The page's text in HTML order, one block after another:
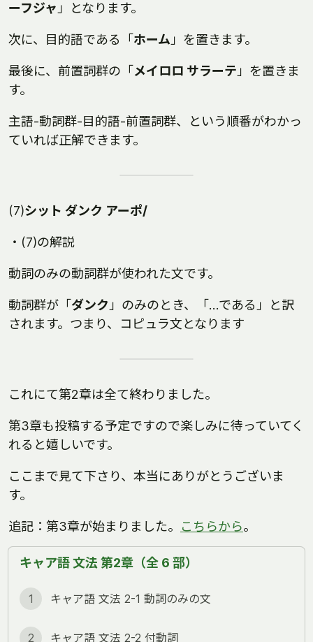
ーフジャ 」となります。
次に、目的語である「 ホーム 」を置きます。
最後に、前置詞群の「 メイロロ サラーテ 」を置きま
す。
主語-動詞群-目的語-前置詞群、という順番がわかっ
ていれば正解できます。
(7)シット ダンク アーポ/
・(7)の解説
動詞のみの動詞群が使われた文です。
動詞群が「 ダンク 」のみのとき、「…である」と訳
されます。つまり、コピュラ文となります
これにて第2章は全て終わりました。
第3章も投稿する予定ですので楽しみに待っていてく
れると嬉しいです。
ここまで見て下さり、本当にありがとうございま
す。
追記：第3章が始まりました。 こちらから。
キャア語 文法 第2章（全 6 部）
1 キャア語 文法 2-1 動詞のみの文
2 キャア語 文法 2-2 付動詞